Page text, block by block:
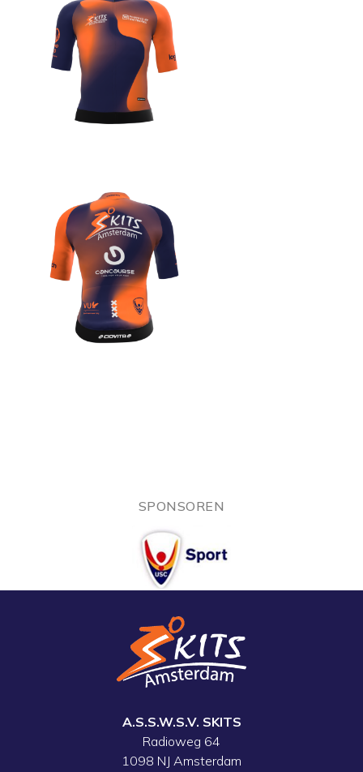
SPONSOREN
A.S.S.W.S.V. SKITS
Radioweg 64
1098 NJ Amsterdam